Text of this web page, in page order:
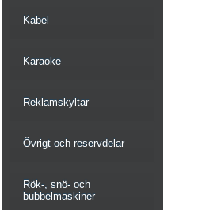
Kabel
Karaoke
Reklamskyltar
Övrigt och reservdelar
Rök-, snö- och
bubbelmaskiner